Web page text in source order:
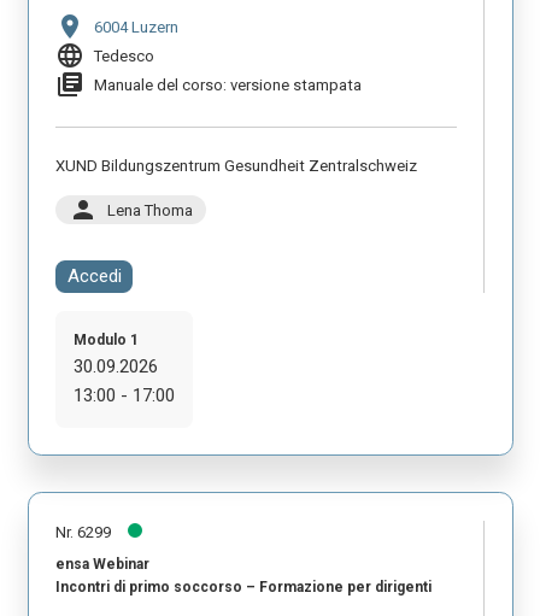
location_on 6004 Luzern
language Tedesco
library_books Manuale del corso: versione stampata
XUND Bildungszentrum Gesundheit Zentralschweiz
person Lena Thoma
Accedi
Modulo 1
30.09.2026
13:00 - 17:00
Nr. 6299
ensa Webinar
Incontri di primo soccorso – Formazione per dirigenti